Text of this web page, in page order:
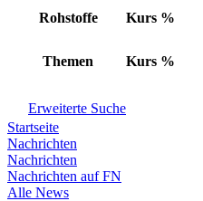
Rohstoffe Kurs %
Themen Kurs %
Erweiterte Suche
Startseite
Nachrichten
Nachrichten
Nachrichten auf FN
Alle News